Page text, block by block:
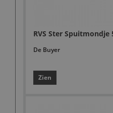
RVS Ster Spuitmondje
De Buyer
Zien